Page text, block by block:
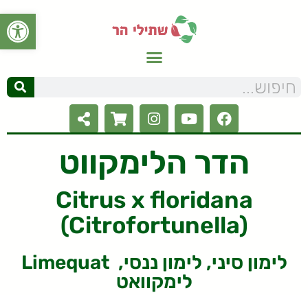
פתח
הדר הלימקווט
Citrus x floridana
(Citrofortunella)
Limequat לימון סיני, לימון ננסי,
לימקוואט